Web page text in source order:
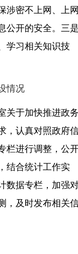
涉密不上网、上
公开的安全。三
学习相关知识技
情况
关于加快推进政
，认真对照政府
栏进行调整，公
结合统计工作实
数据专栏，加强
，及时发布相关